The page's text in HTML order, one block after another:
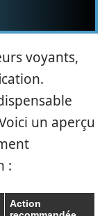
voyants,
un aperçu
:
Action